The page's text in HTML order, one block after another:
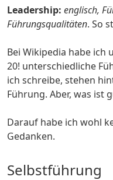
Leadership: englisch,
Führungsqualitäten. So
Bei Wikipedia habe
20! unterschiedliche
ich schreibe, stehen
Führung. Aber, was ist
Darauf habe ich wohl
Gedanken.
Selbstführung